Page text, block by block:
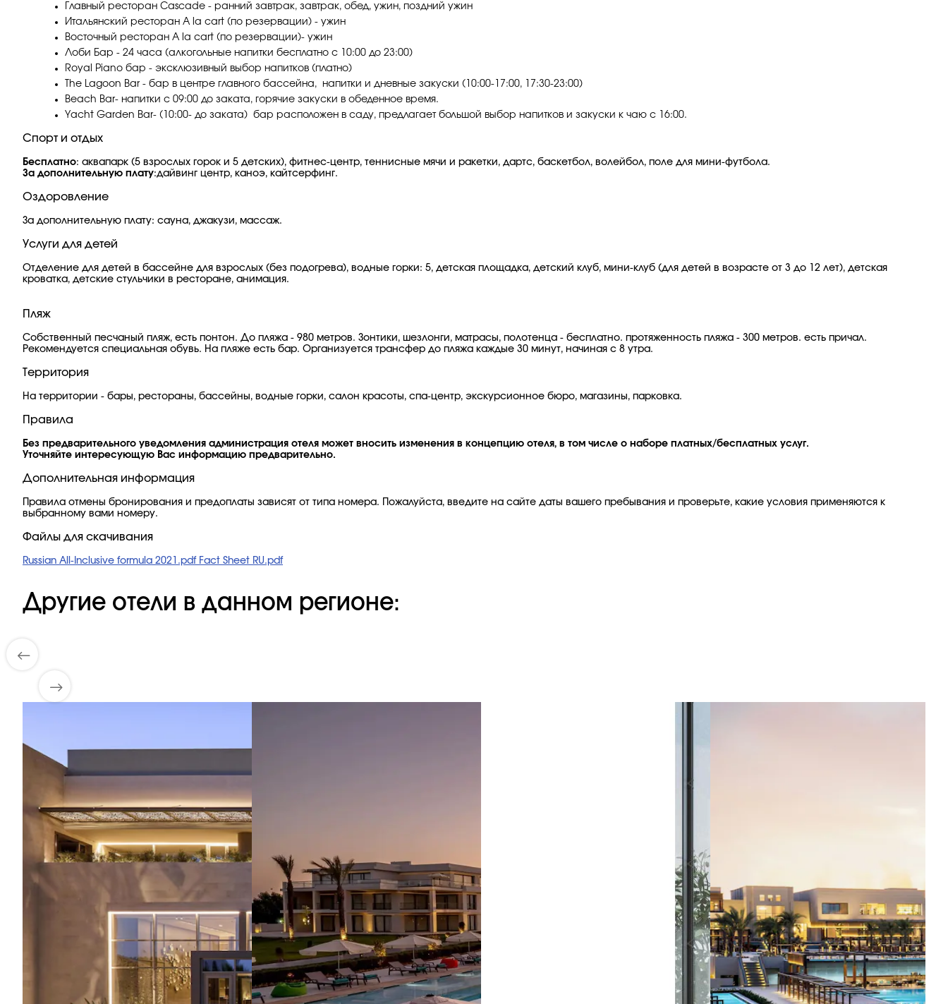
Главный ресторан Cascade - ранний завтрак, завтрак, обед, ужин, поздний ужин
Итальянский ресторан A la cart (по резервации) - ужин
Восточный ресторан A la cart (по резервации)- ужин
Лоби Бар - 24 часа (алкогольные напитки бесплатно с 10:00 до 23:00)
Royal Piano бар - эксклюзивный выбор напитков (платно)
The Lagoon Bar - бар в центре главного бассейна, напитки и дневные закуски (10:00-17:00, 17:30-23:00)
Beach Bar- напитки с 09:00 до заката, горячие закуски в обеденное время.
Yacht Garden Bar- (10:00- до заката) бар расположен в саду, предлагает большой выбор напитков и закуски к чаю с 16:00.
Спорт и отдых
Бесплатно: аквапарк (5 взрослых горок и 5 детских), фитнес-центр, теннисные мячи и ракетки, дартс, баскетбол, волейбол, поле для мини-футбола.
За дополнительную плату:дайвинг центр, каноэ, кайтсерфинг.
Оздоровление
За дополнительную плату: сауна, джакузи, массаж.
Услуги для детей
Отделение для детей в бассейне для взрослых (без подогрева), водные горки: 5, детская площадка, детский клуб, мини-клуб (для детей в возрасте от 3 до 12 лет), детская
кроватка, детские стульчики в ресторане, анимация.
Пляж
Собственный песчаный пляж, есть понтон. До пляжа - 980 метров. Зонтики, шезлонги, матрасы, полотенца - бесплатно. протяженность пляжа - 300 метров. есть причал.
Рекомендуется специальная обувь. На пляже есть бар. Организуется трансфер до пляжа каждые 30 минут, начиная с 8 утра.
Территория
На территории - бары, рестораны, бассейны, водные горки, салон красоты, спа-центр, экскурсионное бюро, магазины, парковка.
Правила
Без предварительного уведомления администрация отеля может вносить изменения в концепцию отеля, в том числе о наборе платных/бесплатных услуг.
Уточняйте интересующую Вас информацию предварительно.
Дополнительная информация
Правила отмены бронирования и предоплаты зависят от типа номера. Пожалуйста, введите на сайте даты вашего пребывания и проверьте, какие условия применяются к
выбранному вами номеру.
Файлы для скачивания
Russian All-Inclusive formula 2021.pdf Fact Sheet RU.pdf
Другие отели в данном регионе: